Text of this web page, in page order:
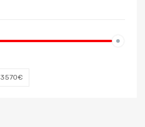
3570€